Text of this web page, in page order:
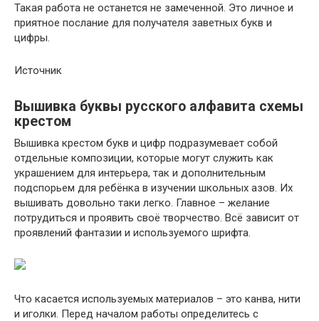
Такая работа не останется не замеченной. Это личное и
приятное послание для получателя заветных букв и
цифры.
Источник
Вышивка буквы русского алфавита схемы
крестом
Вышивка крестом букв и цифр подразумевает собой
отдельные композиции, которые могут служить как
украшением для интерьера, так и дополнительным
подспорьем для ребёнка в изучении школьных азов. Их
вышивать довольно таки легко. Главное – желание
потрудиться и проявить своё творчество. Всё зависит от
проявлений фантазии и используемого шрифта.
Что касается используемых материалов – это канва, нити
и иголки. Перед началом работы определитесь с